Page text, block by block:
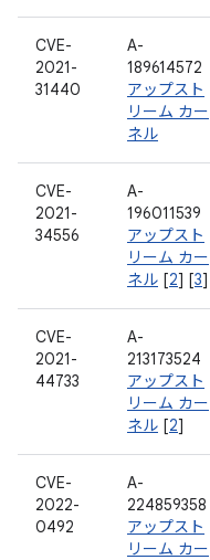
CVE-
2021-
31440
A-
189614572
アップスト
リーム カー
ネル
CVE-
2021-
34556
A-
196011539
アップスト
リーム カー
ネル [2] [3]
CVE-
2021-
44733
A-
213173524
アップスト
リーム カー
ネル [2]
CVE-
2022-
0492
A-
224859358
アップスト
リーム カー